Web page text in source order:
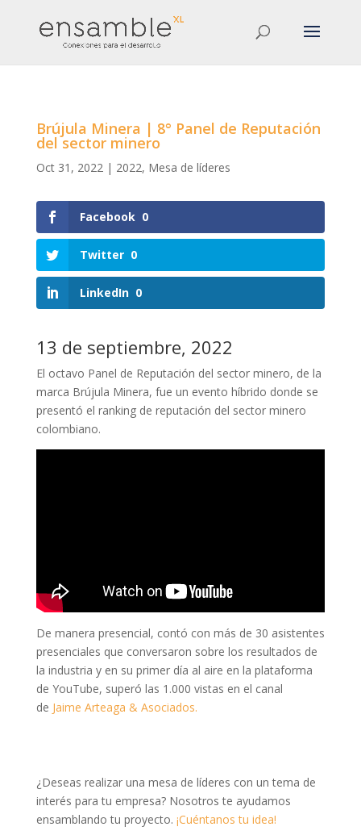
Brújula Minera | 8° Panel de Reputación
del sector minero
Oct 31, 2022| 2022, Mesa de líderes
Facebook 0
Twitter 0
LinkedIn 0
13 de septiembre, 2022
El octavo Panel de Reputación del sector minero, de la
marca Brújula Minera, fue un evento híbrido donde se
presentó el ranking de reputación del sector minero
colombiano.
De manera presencial, contó con más de 30 asistentes
presenciales que conversaron sobre los resultados de
la industria y en su primer día al aire en la plataforma
de YouTube, superó las 1.000 vistas en el canal
de Jaime Arteaga & Asociados.
¿Deseas realizar una mesa de líderes con un tema de
interés para tu empresa? Nosotros te ayudamos
ensamblando tu proyecto. ¡Cuéntanos tu idea!